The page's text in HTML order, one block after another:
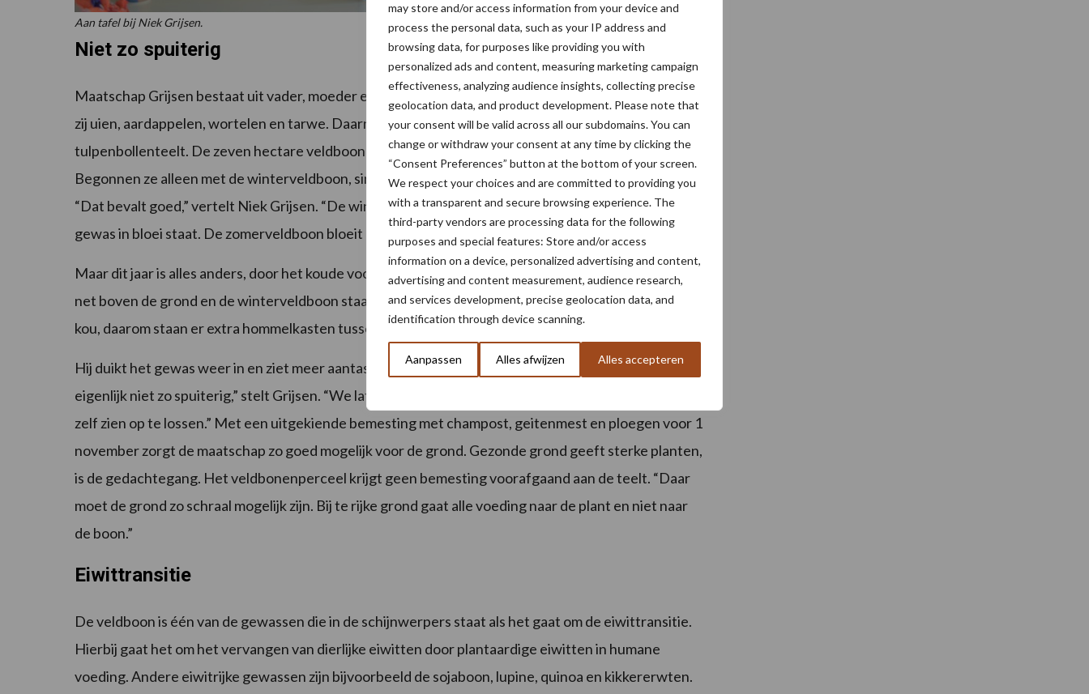
may store and/or access information from your device and
process the personal data, such as your IP address and
browsing data, for purposes like providing you with
personalized ads and content, measuring marketing campaign
effectiveness, analyzing audience insights, collecting precise
geolocation data, and product development. Please note that
your consent will be valid across all our subdomains. You can
change or withdraw your consent at any time by clicking the
“Consent Preferences” button at the bottom of your screen.
We respect your choices and are committed to providing you
with a transparent and secure browsing experience. The
third-party vendors are processing data for the following
purposes and special features: Store and/or access
information on a device, personalized advertising and content,
advertising and content measurement, audience research,
and services development, precise geolocation data, and
identification through device scanning.
Aanpassen Alles afwijzen Alles accepteren
Aan tafel bij Niek Grijsen.
Niet zo spuiterig
Maatschap Grijsen bestaat uit vader, moeder en zoon. Op bijna honderd hectare in Zeewolde telen
zij uien, aardappelen, wortelen en tarwe. Daarnaast verhuren zij ieder jaar land voor de
tulpenbollenteelt. De zeven hectare veldboon deelt de plek in de vruchtwisseling met de tarwe.
Begonnen ze alleen met de winterveldboon, sinds drie jaar is daar de zomerveldboon bijgekomen.
“Dat bevalt goed,” vertelt Niek Grijsen. “De winterboon trekt als eerste bestuivers aan, als het
gewas in bloei staat. De zomerveldboon bloeit er vlak achteraan en profiteert daar dus van.”
Maar dit jaar is alles anders, door het koude voorjaar. “We hebben de zomerveldboon eigenlijk pas
net boven de grond en de winterveldboon staat al in bloei.” Ook de bestuivers zijn dit jaar laat door de
kou, daarom staan er extra hommelkasten tussen het gewas.
Hij duikt het gewas weer in en ziet meer aantastingen met de chocoladevlekkenziekte. “Wij zijn
eigenlijk niet zo spuiterig,” stelt Grijsen. “We laten het zo lang mogelijk gaan, de plant moet het eerst
zelf zien op te lossen.” Met een uitgekiende bemesting met champost, geitenmest en ploegen voor 1
november zorgt de maatschap zo goed mogelijk voor de grond. Gezonde grond geeft sterke planten,
is de gedachtegang. Het veldbonenperceel krijgt geen bemesting voorafgaand aan de teelt. “Daar
moet de grond zo schraal mogelijk zijn. Bij te rijke grond gaat alle voeding naar de plant en niet naar
de boon.”
Eiwittransitie
De veldboon is één van de gewassen die in de schijnwerpers staat als het gaat om de eiwittransitie.
Hierbij gaat het om het vervangen van dierlijke eiwitten door plantaardige eiwitten in humane
voeding. Andere eiwitrijke gewassen zijn bijvoorbeeld de sojaboon, lupine, quinoa en kikkererwten.